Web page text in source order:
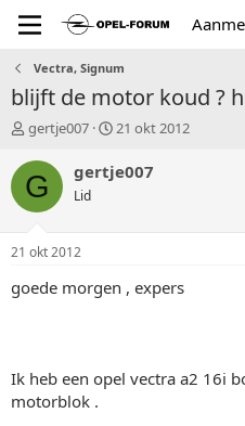
Vectra, Signum
blijft de motor koud ?
T
p
i
a
r
gertje007
S
a
u
m
21 okt 2012
G gertje007
Lid
21 okt 2012
goede morgen , expers
Ik heb een opel vectra a2 16i
motorblok .